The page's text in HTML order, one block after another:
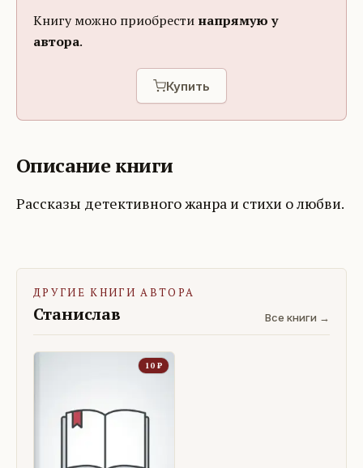
Книгу можно приобрести напрямую у
автора.
Купить
Описание книги
Рассказы детективного жанра и стихи о любви.
ДРУГИЕ КНИГИ АВТОРА
Станислав Все книги →
10 ₽